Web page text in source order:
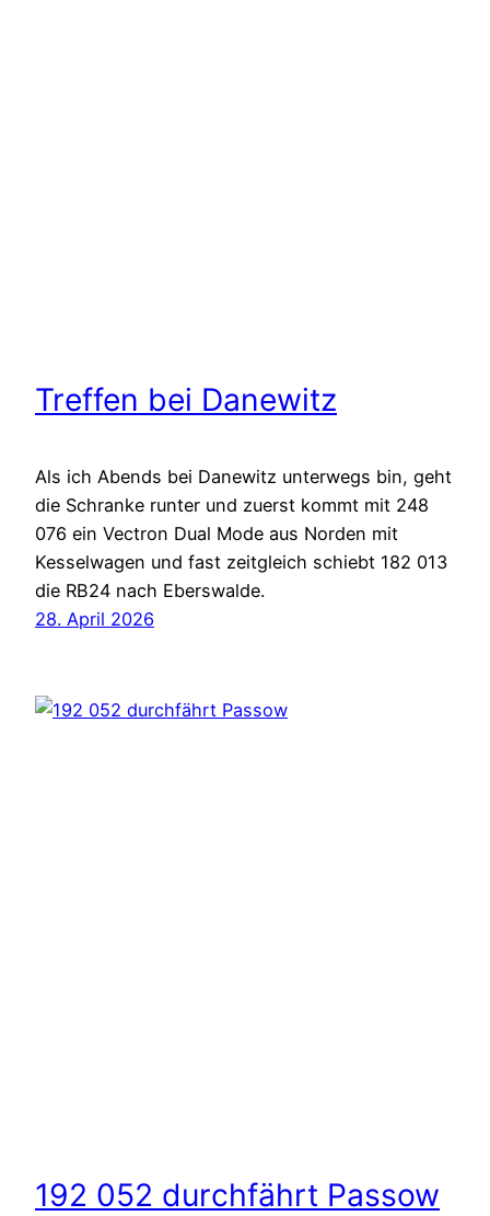
Treffen bei Danewitz
Als ich Abends bei Danewitz unterwegs bin, geht
die Schranke runter und zuerst kommt mit 248
076 ein Vectron Dual Mode aus Norden mit
Kesselwagen und fast zeitgleich schiebt 182 013
die RB24 nach Eberswalde.
28. April 2026
192 052 durchfährt Passow